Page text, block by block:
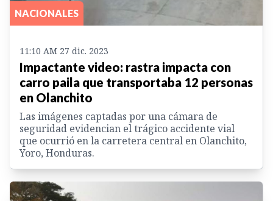
NACIONALES
11:10 AM 27 dic. 2023
Impactante video: rastra impacta con
carro paila que transportaba 12 personas
en Olanchito
Las imágenes captadas por una cámara de
seguridad evidencian el trágico accidente vial
que ocurrió en la carretera central en Olanchito,
Yoro, Honduras.